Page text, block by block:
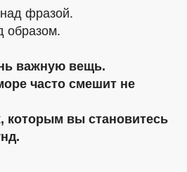
фразой.
образом.
важную вещь.
часто смешит не
которым вы становитесь